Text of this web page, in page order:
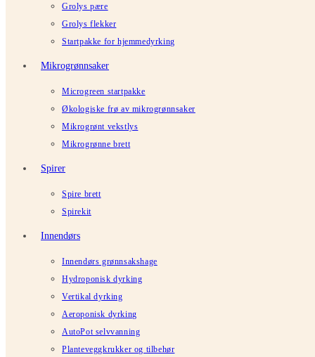
Grolys pære
Grolys flekker
Startpakke for hjemmedyrking
Mikrogrønnsaker
Microgreen startpakke
Økologiske frø av mikrogrønnsaker
Mikrogrønt vekstlys
Mikrogrønne brett
Spirer
Spire brett
Spirekit
Innendørs
Innendørs grønnsakshage
Hydroponisk dyrking
Vertikal dyrking
Aeroponisk dyrking
AutoPot selvvanning
Planteveggkrukker og tilbehør